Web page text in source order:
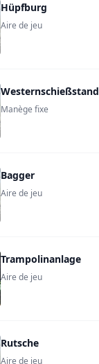
Hüpfburg
Aire de jeu
Westernschießstand
Manège fixe
Bagger
Aire de jeu
Trampolinanlage
Aire de jeu
Rutsche
Aire de jeu